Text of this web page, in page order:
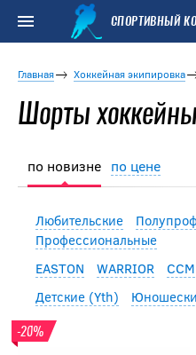
СПОРТИВНЫЙ
Главная Хоккейная экипировка
Шорты
по новизне по цене
Любительские
Профессиональные
EASTON
WARRIOR CCM
Детские (Yth)
-20%